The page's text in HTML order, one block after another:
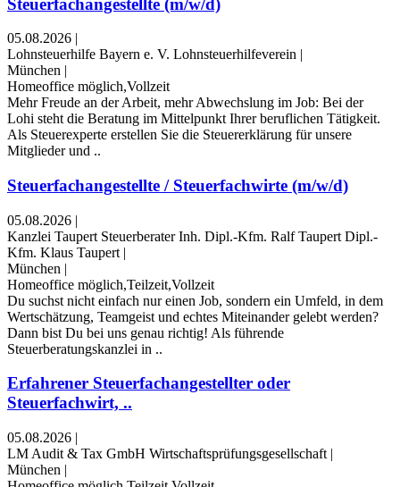
05.08.2026 |
Lohnsteuerhilfe Bayern e. V. Lohnsteuerhilfeverein |
München |
Homeoffice möglich,Vollzeit
Mehr Freude an der Arbeit, mehr Abwechslung im Job: Bei der
Lohi steht die Beratung im Mittelpunkt Ihrer beruflichen Tätigkeit.
Als Steuerexperte erstellen Sie die Steuererklärung für unsere
Mitglieder und ..
Steuerfachangestellte / Steuerfachwirte (m/w/d)
05.08.2026 |
Kanzlei Taupert Steuerberater Inh. Dipl.-Kfm. Ralf Taupert Dipl.-
Kfm. Klaus Taupert |
München |
Homeoffice möglich,Teilzeit,Vollzeit
Du suchst nicht einfach nur einen Job, sondern ein Umfeld, in dem
Wertschätzung, Teamgeist und echtes Miteinander gelebt werden?
Dann bist Du bei uns genau richtig! Als führende
Steuerberatungskanzlei in ..
Erfahrener Steuerfachangestellter oder
Steuerfachwirt, ..
05.08.2026 |
LM Audit & Tax GmbH Wirtschaftsprüfungsgesellschaft |
München |